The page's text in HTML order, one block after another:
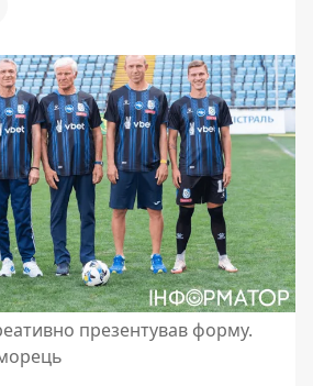
презентував форму.